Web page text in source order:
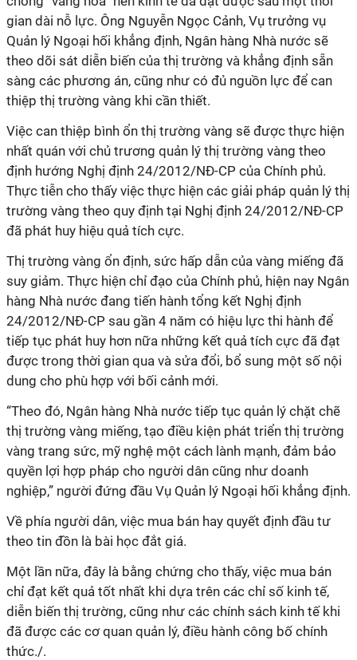
gian dài nỗ lực. Ông Nguyễn Ngọc Cảnh, Vụ trưởng vụ
Quản lý Ngoại hối khẳng định, Ngân hàng Nhà nước sẽ
theo dõi sát diễn biến của thị trường và khẳng định sẵn
sàng các phương án, cũng như có đủ nguồn lực để can
thiệp thị trường vàng khi cần thiết.
Việc can thiệp bình ổn thị trường vàng sẽ được thực hiện
nhất quán với chủ trương quản lý thị trường vàng theo
định hướng Nghị định 24/2012/NĐ-CP của Chính phủ.
Thực tiễn cho thấy việc thực hiện các giải pháp quản lý thị
trường vàng theo quy định tại Nghị định 24/2012/NĐ-CP
đã phát huy hiệu quả tích cực.
Thị trường vàng ổn định, sức hấp dẫn của vàng miếng đã
suy giảm. Thực hiện chỉ đạo của Chính phủ, hiện nay Ngân
hàng Nhà nước đang tiến hành tổng kết Nghị định
24/2012/NĐ-CP sau gần 4 năm có hiệu lực thi hành để
tiếp tục phát huy hơn nữa những kết quả tích cực đã đạt
được trong thời gian qua và sửa đổi, bổ sung một số nội
dung cho phù hợp với bối cảnh mới.
“Theo đó, Ngân hàng Nhà nước tiếp tục quản lý chặt chẽ
thị trường vàng miếng, tạo điều kiện phát triển thị trường
vàng trang sức, mỹ nghệ một cách lành mạnh, đảm bảo
quyền lợi hợp pháp cho người dân cũng như doanh
nghiệp,” người đứng đầu Vụ Quản lý Ngoại hối khẳng định.
Về phía người dân, việc mua bán hay quyết định đầu tư
theo tin đồn là bài học đắt giá.
Một lần nữa, đây là bằng chứng cho thấy, việc mua bán
chỉ đạt kết quả tốt nhất khi dựa trên các chỉ số kinh tế,
diễn biến thị trường, cũng như các chính sách kinh tế khi
đã được các cơ quan quản lý, điều hành công bố chính
thức./.